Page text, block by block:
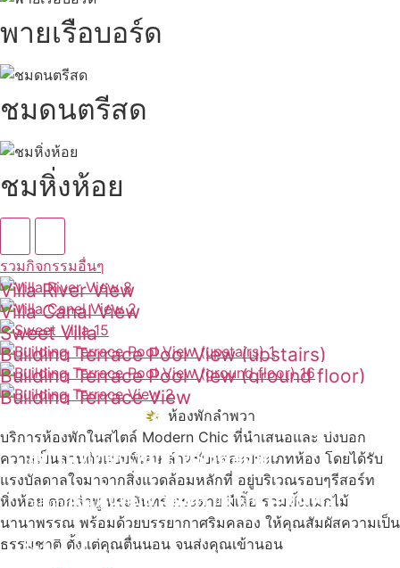
นับหิ่งห้อย ร้อยลำพู ดูพระจันทร์
พายเรือบอร์ด
ชมดนตรีสด
ชมหิ่งห้อย
รวมกิจกรรมอื่นๆ
Villa River View
ดูเพิ่มเติม
Villa Canal View
ดูเพิ่มเติม
Sweet Villa
ดูเพิ่มเติม
Building Terrace Pool View (upstairs)
ดูเพิ่มเติม
Building Terrace Pool View (ground floor)
ดูเพิ่มเติม
Building Terrace View
ห้องพักลำพวา
บริการห้องพักในสไตล์ Modern Chic ที่นำเสนอและ บ่งบอก
ความเป็นส่วนตัวแบบพิเศษ สำหรับแต่ละประเภทห้อง โดยได้รับ
แรงบัลดาลใจมาจากสิ่งแวดล้อมหลักที่ อยู่บริเวณรอบๆรีสอร์ท
หิ่งห้อย ดอกลำพู พระจันทร์ กระต่าย ผีเสื้อ รวมทั้งแมกไม้
นานาพรรณ พร้อมด้วยบรรยากาศริมคลอง ให้คุณสัมผัสความเป็น
ธรรมชาติ ตั้งแต่คุณตื่นนอน จนส่งคุณเข้านอน
สถานที่ท่องเที่ยวรอบรีสอร์ท
"ตลาดน้ำอัมพวา"
ดูทั้งหมด